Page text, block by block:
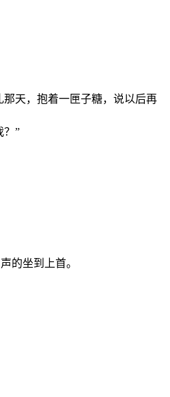
天，抱着一匣子糖，说以后再
？”
的坐到上首。